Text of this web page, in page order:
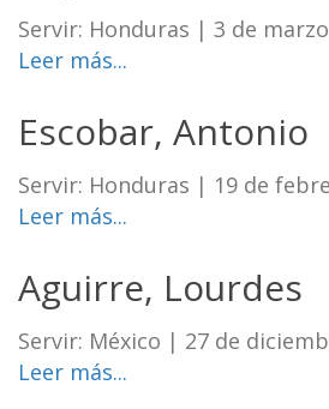
Servir: Honduras | 3 de
Leer más...
Escobar, Antonio
Servir: Honduras | 19 de
Leer más...
Aguirre, Lourdes
Servir: México | 27 de
Leer más...